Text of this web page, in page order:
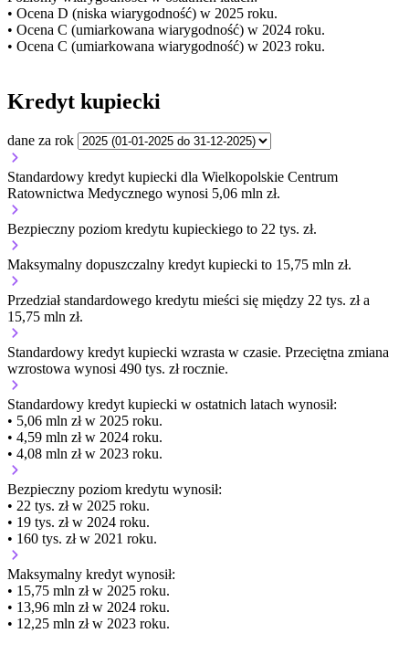
• Ocena D (niska wiarygodność) w 2025 roku.
• Ocena C (umiarkowana wiarygodność) w 2024 roku.
• Ocena C (umiarkowana wiarygodność) w 2023 roku.
Kredyt kupiecki
dane za rok
Standardowy kredyt kupiecki dla Wielkopolskie Centrum
Ratownictwa Medycznego wynosi 5,06 mln zł.
Bezpieczny poziom kredytu kupieckiego to 22 tys. zł.
Maksymalny dopuszczalny kredyt kupiecki to 15,75 mln zł.
Przedział standardowego kredytu mieści się między 22 tys. zł a
15,75 mln zł.
Standardowy kredyt kupiecki wzrasta w czasie. Przeciętna zmiana
wzrostowa wynosi 490 tys. zł rocznie.
Standardowy kredyt kupiecki w ostatnich latach wynosił:
• 5,06 mln zł w 2025 roku.
• 4,59 mln zł w 2024 roku.
• 4,08 mln zł w 2023 roku.
Bezpieczny poziom kredytu wynosił:
• 22 tys. zł w 2025 roku.
• 19 tys. zł w 2024 roku.
• 160 tys. zł w 2021 roku.
Maksymalny kredyt wynosił:
• 15,75 mln zł w 2025 roku.
• 13,96 mln zł w 2024 roku.
• 12,25 mln zł w 2023 roku.